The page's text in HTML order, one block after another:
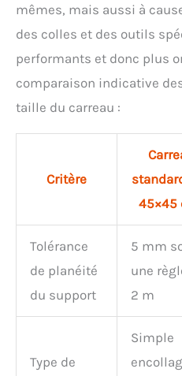
mêmes, mais aussi à
des colles et des outils
performants et donc plus
comparaison indicative
taille du carreau :
Critère
45×45
Tolérance
de planéité
du support
5 mm
une
2 m
Type de
Simple